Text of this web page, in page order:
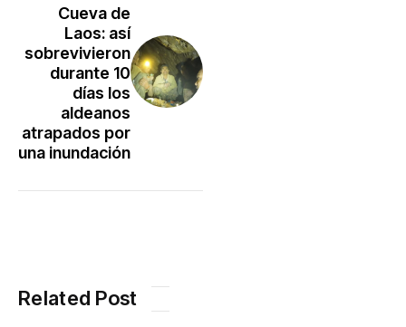
Cueva de
Laos: así
sobrevivieron
durante 10
días los
aldeanos
atrapados por
una inundación
Related Post